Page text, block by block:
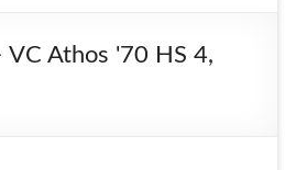
VC Athos '70 HS 4,